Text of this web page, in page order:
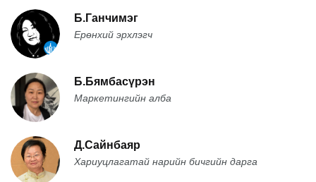
Б.Ганчимэг
Ерөнхий эрхлэгч
Б.Бямбасүрэн
Маркетингийн алба
Д.Сайнбаяр
Хариуцлагатай нарийн бичгийн дарга